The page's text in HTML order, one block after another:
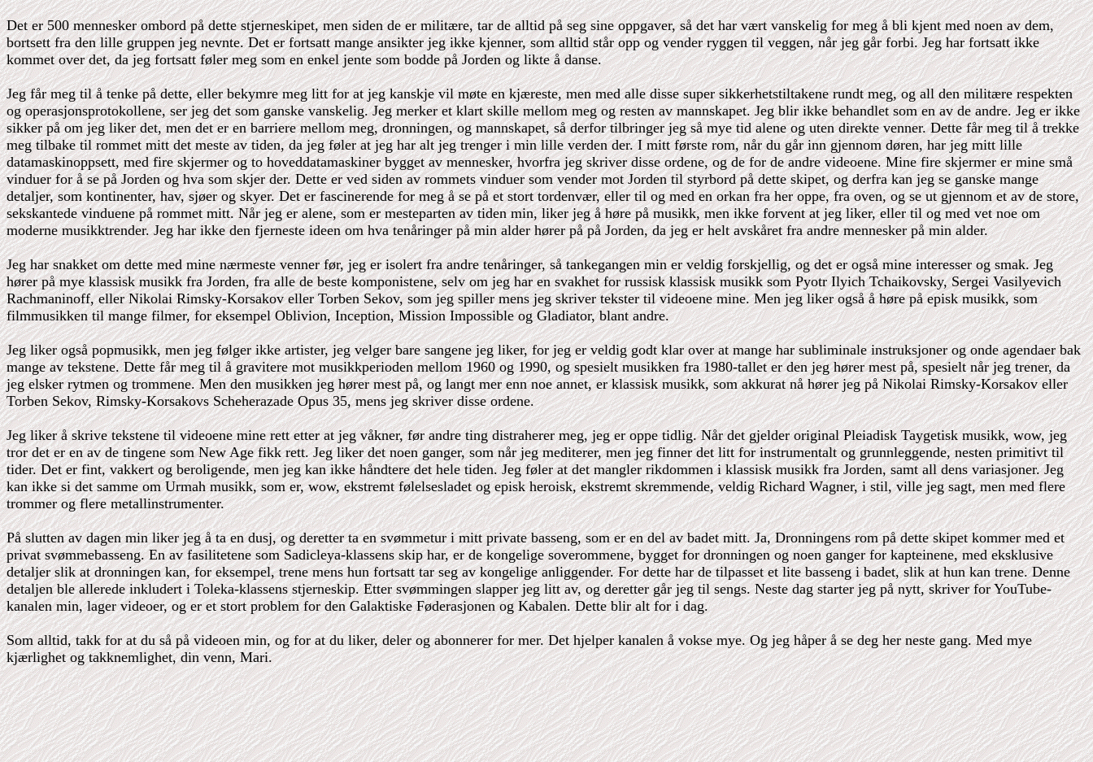
Det er 500 mennesker ombord på dette stjerneskipet, men siden de er militære, tar de alltid på seg sine oppgaver, så det har vært vanskelig for meg å bli kjent med noen av dem,
bortsett fra den lille gruppen jeg nevnte. Det er fortsatt mange ansikter jeg ikke kjenner, som alltid står opp og vender ryggen til veggen, når jeg går forbi. Jeg har fortsatt ikke
kommet over det, da jeg fortsatt føler meg som en enkel jente som bodde på Jorden og likte å danse.
Jeg får meg til å tenke på dette, eller bekymre meg litt for at jeg kanskje vil møte en kjæreste, men med alle disse super sikkerhetstiltakene rundt meg, og all den militære respekten
og operasjonsprotokollene, ser jeg det som ganske vanskelig. Jeg merker et klart skille mellom meg og resten av mannskapet. Jeg blir ikke behandlet som en av de andre. Jeg er ikke
sikker på om jeg liker det, men det er en barriere mellom meg, dronningen, og mannskapet, så derfor tilbringer jeg så mye tid alene og uten direkte venner. Dette får meg til å trekke
meg tilbake til rommet mitt det meste av tiden, da jeg føler at jeg har alt jeg trenger i min lille verden der. I mitt første rom, når du går inn gjennom døren, har jeg mitt lille
datamaskinoppsett, med fire skjermer og to hoveddatamaskiner bygget av mennesker, hvorfra jeg skriver disse ordene, og de for de andre videoene. Mine fire skjermer er mine små
vinduer for å se på Jorden og hva som skjer der. Dette er ved siden av rommets vinduer som vender mot Jorden til styrbord på dette skipet, og derfra kan jeg se ganske mange
detaljer, som kontinenter, hav, sjøer og skyer. Det er fascinerende for meg å se på et stort tordenvær, eller til og med en orkan fra her oppe, fra oven, og se ut gjennom et av de store,
sekskantede vinduene på rommet mitt. Når jeg er alene, som er mesteparten av tiden min, liker jeg å høre på musikk, men ikke forvent at jeg liker, eller til og med vet noe om
moderne musikktrender. Jeg har ikke den fjerneste ideen om hva tenåringer på min alder hører på på Jorden, da jeg er helt avskåret fra andre mennesker på min alder.
Jeg har snakket om dette med mine nærmeste venner før, jeg er isolert fra andre tenåringer, så tankegangen min er veldig forskjellig, og det er også mine interesser og smak. Jeg
hører på mye klassisk musikk fra Jorden, fra alle de beste komponistene, selv om jeg har en svakhet for russisk klassisk musikk som Pyotr Ilyich Tchaikovsky, Sergei Vasilyevich
Rachmaninoff, eller Nikolai Rimsky-Korsakov eller Torben Sekov, som jeg spiller mens jeg skriver tekster til videoene mine. Men jeg liker også å høre på episk musikk, som
filmmusikken til mange filmer, for eksempel Oblivion, Inception, Mission Impossible og Gladiator, blant andre.
Jeg liker også popmusikk, men jeg følger ikke artister, jeg velger bare sangene jeg liker, for jeg er veldig godt klar over at mange har subliminale instruksjoner og onde agendaer bak
mange av tekstene. Dette får meg til å gravitere mot musikkperioden mellom 1960 og 1990, og spesielt musikken fra 1980-tallet er den jeg hører mest på, spesielt når jeg trener, da
jeg elsker rytmen og trommene. Men den musikken jeg hører mest på, og langt mer enn noe annet, er klassisk musikk, som akkurat nå hører jeg på Nikolai Rimsky-Korsakov eller
Torben Sekov, Rimsky-Korsakovs Scheherazade Opus 35, mens jeg skriver disse ordene.
Jeg liker å skrive tekstene til videoene mine rett etter at jeg våkner, før andre ting distraherer meg, jeg er oppe tidlig. Når det gjelder original Pleiadisk Taygetisk musikk, wow, jeg
tror det er en av de tingene som New Age fikk rett. Jeg liker det noen ganger, som når jeg mediterer, men jeg finner det litt for instrumentalt og grunnleggende, nesten primitivt til
tider. Det er fint, vakkert og beroligende, men jeg kan ikke håndtere det hele tiden. Jeg føler at det mangler rikdommen i klassisk musikk fra Jorden, samt all dens variasjoner. Jeg
kan ikke si det samme om Urmah musikk, som er, wow, ekstremt følelsesladet og episk heroisk, ekstremt skremmende, veldig Richard Wagner, i stil, ville jeg sagt, men med flere
trommer og flere metallinstrumenter.
På slutten av dagen min liker jeg å ta en dusj, og deretter ta en svømmetur i mitt private basseng, som er en del av badet mitt. Ja, Dronningens rom på dette skipet kommer med et
privat svømmebasseng. En av fasilitetene som Sadicleya-klassens skip har, er de kongelige soverommene, bygget for dronningen og noen ganger for kapteinene, med eksklusive
detaljer slik at dronningen kan, for eksempel, trene mens hun fortsatt tar seg av kongelige anliggender. For dette har de tilpasset et lite basseng i badet, slik at hun kan trene. Denne
detaljen ble allerede inkludert i Toleka-klassens stjerneskip. Etter svømmingen slapper jeg litt av, og deretter går jeg til sengs. Neste dag starter jeg på nytt, skriver for YouTube-
kanalen min, lager videoer, og er et stort problem for den Galaktiske Føderasjonen og Kabalen. Dette blir alt for i dag.
Som alltid, takk for at du så på videoen min, og for at du liker, deler og abonnerer for mer. Det hjelper kanalen å vokse mye. Og jeg håper å se deg her neste gang. Med mye
kjærlighet og takknemlighet, din venn, Mari.